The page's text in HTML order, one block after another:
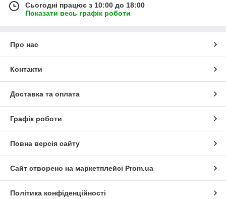
Сьогодні працює з 10:00 до 18:00
Показати весь графік роботи
Про нас
Контакти
Доставка та оплата
Графік роботи
Повна версія сайту
Сайт створено на маркетплейсі Prom.ua
Політика конфіденційності